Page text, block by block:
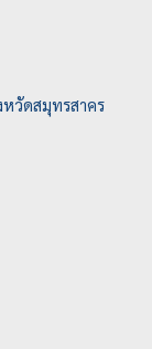
วัดสมุทรสาคร